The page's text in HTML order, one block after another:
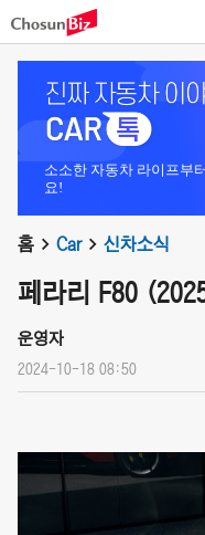
소소한 자동차 라이프부
요!
홈 Car 신차소식
페라리 F80
운영자
2024-10-18 08:50